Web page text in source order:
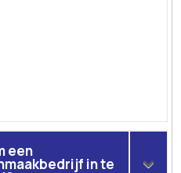
een
in te